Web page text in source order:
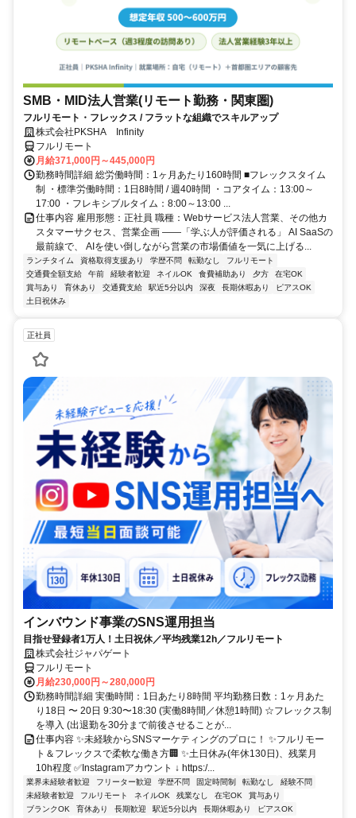
SMB・MID法人営業(リモート勤務・関東圏)
フルリモート・フレックス / フラットな組織でスキルアップ
株式会社PKSHA Infinity
フルリモート
月給371,000円～445,000円
勤務時間詳細 総労働時間：1ヶ月あたり160時間 ■フレックスタイム
制 ・標準労働時間：1日8時間 / 週40時間 ・コアタイム：13:00～
17:00 ・フレキシブルタイム：8:00～13:00 ...
仕事内容 雇用形態：正社員 職種：Webサービス法人営業、その他カ
スタマーサクセス、営業企画 ――「学ぶ人が評価される」 AI SaaSの
最前線で、 AIを使い倒しながら営業の市場価値を一気に上げる...
ランチタイム 資格取得支援あり 学歴不問 転勤なし
フルリモート
交通費全額支給
午前 経験者歓迎 ネイルOK 食費補助あり 夕方
在宅OK
賞与あり
育休あり 交通費支給 駅近5分以内 深夜 長期休暇あり
ピアスOK
土日祝休み
正社員
インバウンド事業のSNS運用担当
目指せ登録者1万人！土日祝休／平均残業12h／フルリモート
株式会社ジャパゲート
フルリモート
月給230,000円～280,000円
勤務時間詳細 実働時間：1日あたり8時間 平均勤務日数：1ヶ月あた
り18日 〜 20日 9:30〜18:30 (実働8時間／休憩1時間) ☆フレックス制
を導入 (出退勤を30分まで前後させることが...
仕事内容 ✨未経験からSNSマーケティングのプロに！ ✨フルリモー
ト＆フレックスで柔軟な働き方🏢 ✨土日休み(年休130日)、残業月
10h程度 ✅Instagramアカウント ↓ https:/...
業界未経験者歓迎 フリーター歓迎 学歴不問 固定時間制 転勤なし
経験不問
未経験者歓迎
フルリモート ネイルOK 残業なし 在宅OK
賞与あり
ブランクOK
育休あり 長期歓迎 駅近5分以内 長期休暇あり ピアスOK